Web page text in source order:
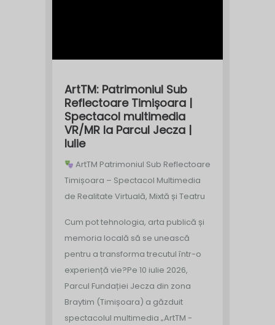
ArtTM: Patrimoniul Sub
Reflectoare Timișoara |
Spectacol multimedia
VR/MR la Parcul Jecza |
Iulie
ArtTM Patrimoniul Sub Reflectoare
Timișoara – Spectacol Multimedia
de Realitate Virtuală, Mixtă și Teatru
Cum pot tehnologia, arta publică și
memoria locală să se unească
pentru a transforma trecutul într-o
experiență vie?Pe 10 iulie 2026,
Parcul Fundației Jecza din zona
Braytim (Timișoara) a găzduit
spectacolul multimedia „ArtTM -